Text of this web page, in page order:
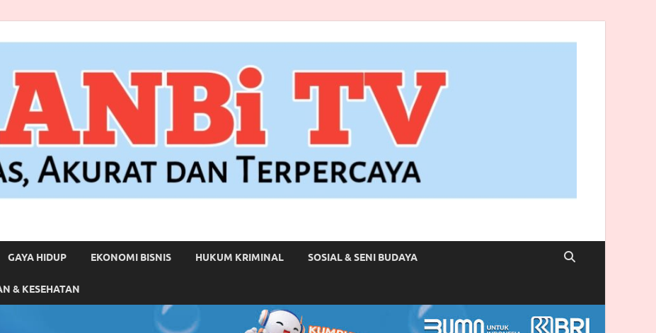
GAYA HIDUP EKONOMI BISNIS HUKUM KRIMINAL SOSIAL & SENI BUDAYA
& KESEHATAN